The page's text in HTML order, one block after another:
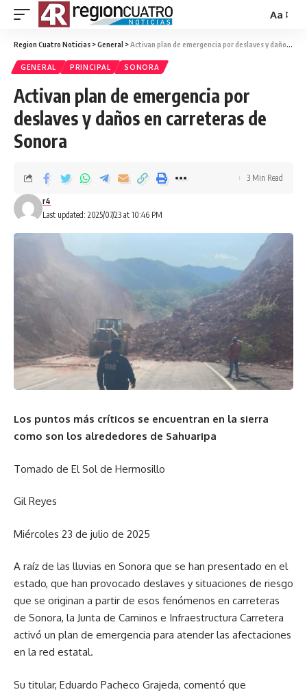
Aa
Region Cuatro Noticias >General >Activan plan de emergencia por deslaves y daños en carreteras de Sonora
GENERAL PRINCIPAL SONORA
Activan plan de emergencia por
deslaves y daños en carreteras de
Sonora
Last updated: 2025/07/23 at 10:46 PM
r4
3 Min Read
Los puntos más críticos se encuentran en la sierra
como son los alrededores de Sahuaripa
Tomado de El Sol de Hermosillo
Gil Reyes
Miércoles 23 de julio de 2025
A raíz de las lluvias en Sonora que se han presentado en el
estado, que han provocado deslaves y situaciones de riesgo
que se originan a partir de esos fenómenos en carreteras
de Sonora, la Junta de Caminos e Infraestructura Carretera
activó un plan de emergencia para atender las afectaciones
en la red estatal.
Su titular, Eduardo Pacheco Grajeda, comentó que